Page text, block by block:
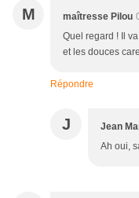
M maîtresse Pilou
Quel regard ! Il
et les douces
Répondre
J Jean
Ah oui,